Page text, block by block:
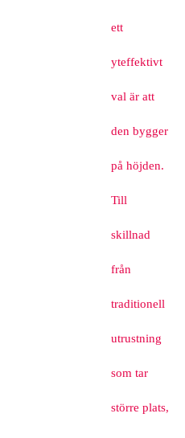
ett
yteffektivt
val är att
den bygger
på höjden.
Till
skillnad
från
traditionell
utrustning
som tar
större plats,